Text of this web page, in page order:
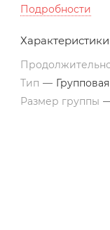
Подробности
Характеристики
Тип —
Размер группы